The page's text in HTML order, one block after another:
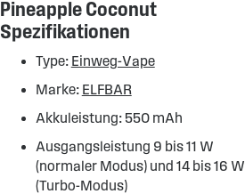
Pineapple Coconut
Spezifikationen
Type: Einweg-Vape
Marke: ELFBAR
Akkuleistung: 550 mAh
Ausgangsleistung 9 bis 11 W
(normaler Modus) und 14 bis 16 W
(Turbo-Modus)